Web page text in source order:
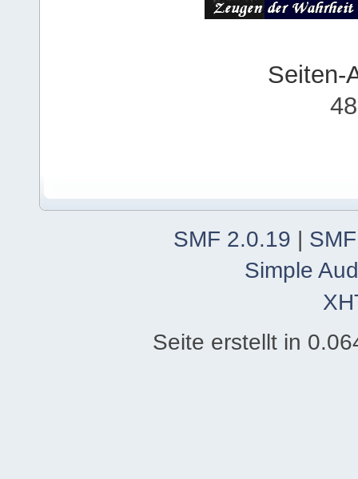
Seiten-
SMF 2.0.19 |
Simple
Seite erstellt in